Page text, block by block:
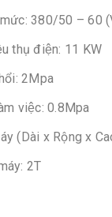
380/50 – 60
thụ điện: 11 KW
2Mpa
việc: 0.8Mpa
(Dài x Rộng x
2T